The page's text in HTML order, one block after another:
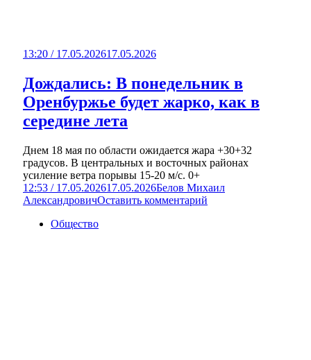
13:20 / 17.05.202617.05.2026
Дождались: В понедельник в
Оренбуржье будет жарко, как в
середине лета
Днем 18 мая по области ожидается жара +30+32
градусов. В центральных и восточных районах
усиление ветра порывы 15-20 м/с. 0+
12:53 / 17.05.202617.05.2026Белов Михаил
АлександровичОставить комментарий
Общество